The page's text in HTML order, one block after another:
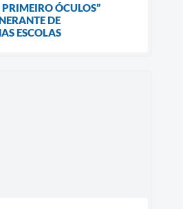
ÓCULOS”
DE
ESCOLAS